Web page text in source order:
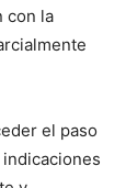
con la
el paso